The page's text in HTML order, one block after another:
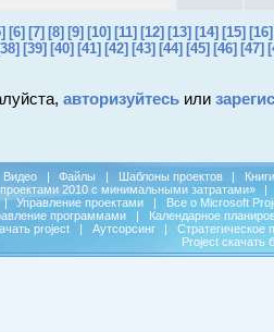
[6] [7] [8] [9] [10] [11] [12] [13] [14] [15] [16]
[39] [40] [41] [42] [43] [44] [45] [46] [47]
авторизуйтесьили
Видео | Файлы | Шаблоны проектов |
Книги
2010 с минимальными затратами»
|
| Управление проектами |
Все о Microsoft
программами |
Календарное
project | Аутсорсинг |
Стратегическое
Project скачать